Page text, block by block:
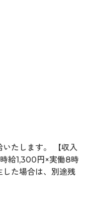
たします。 【収入
給1,300円×実働8時
した場合は、別途残